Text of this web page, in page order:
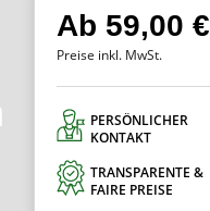
Ab 59,00 €
Preise inkl. MwSt.
PERSÖNLICHER
KONTAKT
TRANSPARENTE &
FAIRE PREISE